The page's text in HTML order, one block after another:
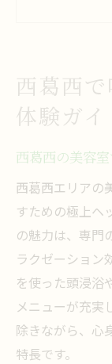
専門
美容
美容室選
ト
美容
項目
口コ
とは
カウ
要性
西葛西
体験ガイ
西葛西の美容
西葛西エリアの
すための極上ヘ
の魅力は、専門
ラクゼーション
を使った頭浸浴
メニューが充実
除きながら、心
特長です。